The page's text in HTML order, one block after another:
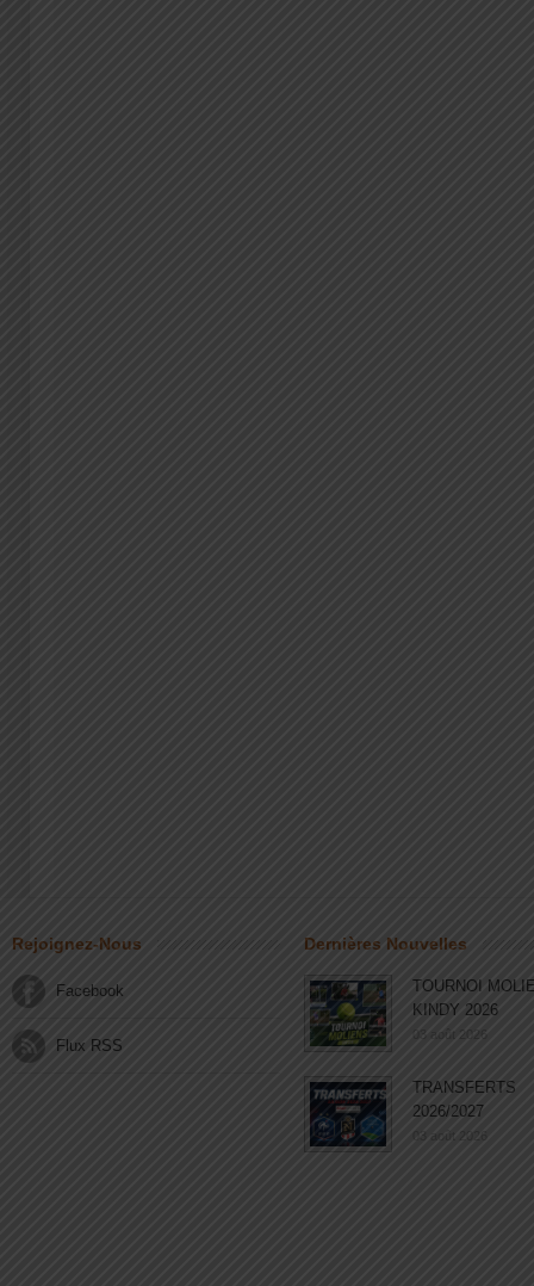
Rejoignez-Nous
Facebook
Flux RSS
Dernières Nouvelles
TOURNOI
KINDY 2026
03 août 2026
TRANSFERTS
2026/2027
03 août 2026